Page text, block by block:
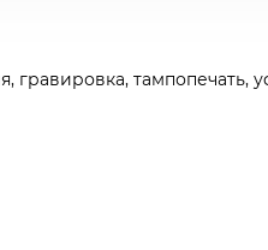
гравировка, тампопечать,